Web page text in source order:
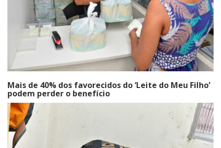
Mais de 40% dos favorecidos do ‘Leite do Meu Filho’
podem perder o benefício